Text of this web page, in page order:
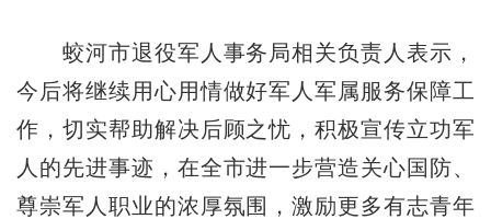
蛟河市退役军人事务局相关负责人表示，
今后将继续用心用情做好军人军属服务保障工
作，切实帮助解决后顾之忧，积极宣传立功军
人的先进事迹，在全市进一步营造关心国防、
尊崇军人职业的浓厚氛围，激励更多有志青年